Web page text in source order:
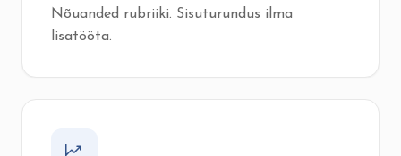
Nõuanded rubriiki. Sisuturundus ilma
lisatööta.